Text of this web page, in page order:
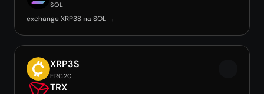
SOL
exchange XRP3S на SOL →
XRP3S
ERC20
TRX